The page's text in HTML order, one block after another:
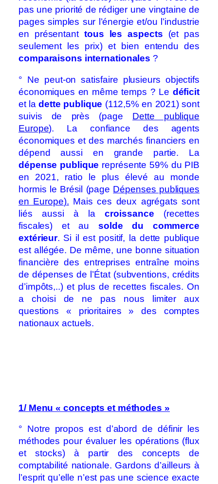
pas une priorité de rédiger une vingtaine de
pages simples sur l’énergie et/ou l’industrie
en présentant tous les aspects (et pas
seulement les prix) et bien entendu des
comparaisons internationales ?
° Ne peut-on satisfaire plusieurs objectifs
économiques en même temps ? Le déficit
et ladette publique (112,5% en 2021) sont
suivis de près (page Dette publique
Europe). La confiance des agents
économiques et des marchés financiers en
dépend aussi en grande partie. La
dépense publique représente 59% du PIB
en 2021, ratio le plus élevé au monde
hormis le Brésil (page Dépenses publiques
en Europe). Mais ces deux agrégats sont
liés aussi à lacroissance (recettes
fiscales) et au solde du commerce
extérieur. Si il est positif, la dette publique
est allégée. De même, une bonne situation
financière des entreprises entraîne moins
de dépenses de l’État (subventions, crédits
d’impôts,..) et plus de recettes fiscales. On
a choisi de ne pas nous limiter aux
questions « prioritaires » des comptes
nationaux actuels.
1/ Menu « concepts et méthodes »
° Notre propos est d’abord de définir les
méthodes pour évaluer les opérations (flux
et stocks) à partir des concepts de
comptabilité nationale. Gardons d’ailleurs à
l’esprit qu’elle n’est pas une science exacte